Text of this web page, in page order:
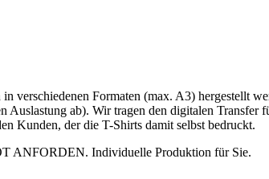
verschiedenen Formaten (max. A3) hergestellt
Auslastung ab). Wir tragen den digitalen
Kunden, der die T-Shirts damit selbst bedruckt.
ANFORDEN. Individuelle Produktion für Sie.